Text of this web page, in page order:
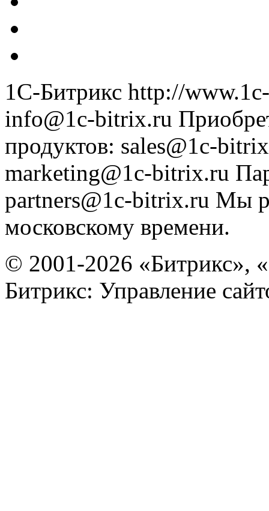
1С-Битрикс http://
info@1c-bitrix.ru
продуктов: sales@1c-
marketing@1c-bitrix.ru
partners@1c-bitrix.ru Мы
московскому времени.
© 2001-2026 «Битрикс»,
Битрикс: Управление